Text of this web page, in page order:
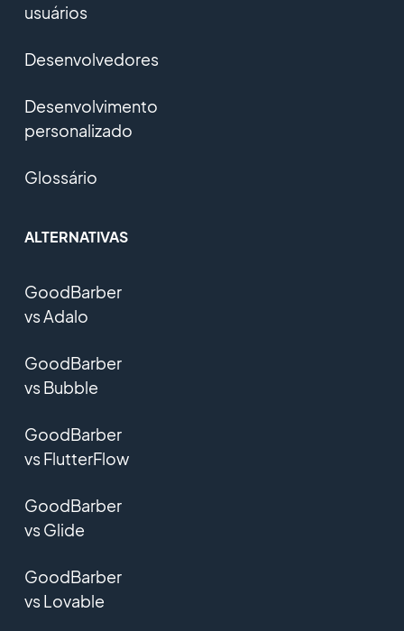
usuários
Desenvolvedores
Desenvolvimento
personalizado
Glossário
ALTERNATIVAS
GoodBarber
vs Adalo
GoodBarber
vs Bubble
GoodBarber
vs FlutterFlow
GoodBarber
vs Glide
GoodBarber
vs Lovable